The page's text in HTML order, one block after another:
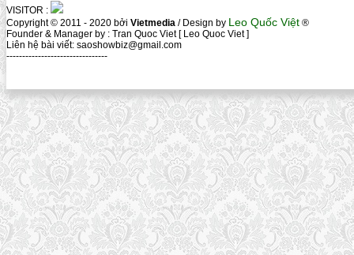
VISITOR :
Copyright © 2011 - 2020 bởi Vietmedia / Design by Leo Quốc Việt ®
Founder & Manager by : Tran Quoc Viet [ Leo Quoc Viet ]
Liên hệ bài viết: saoshowbiz@gmail.com
--------------------------------